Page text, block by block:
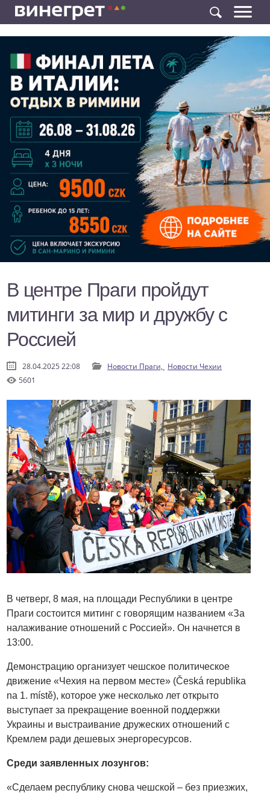
В центре Праги пройдут
митинги за мир и дружбу с
Россией
28.04.2025 22:08 Новости Праги, Новости Чехии
5601
В четверг, 8 мая, на площади Республики в центре
Праги состоится митинг с говорящим названием «За
налаживание отношений с Россией». Он начнется в
13:00.
Демонстрацию организует чешское политическое
движение «Чехия на первом месте» (Česká republika
na 1. místě), которое уже несколько лет открыто
выступает за прекращение военной поддержки
Украины и выстраивание дружеских отношений с
Кремлем ради дешевых энергоресурсов.
Среди заявленных лозунгов:
«Сделаем республику снова чешской – без приезжих,